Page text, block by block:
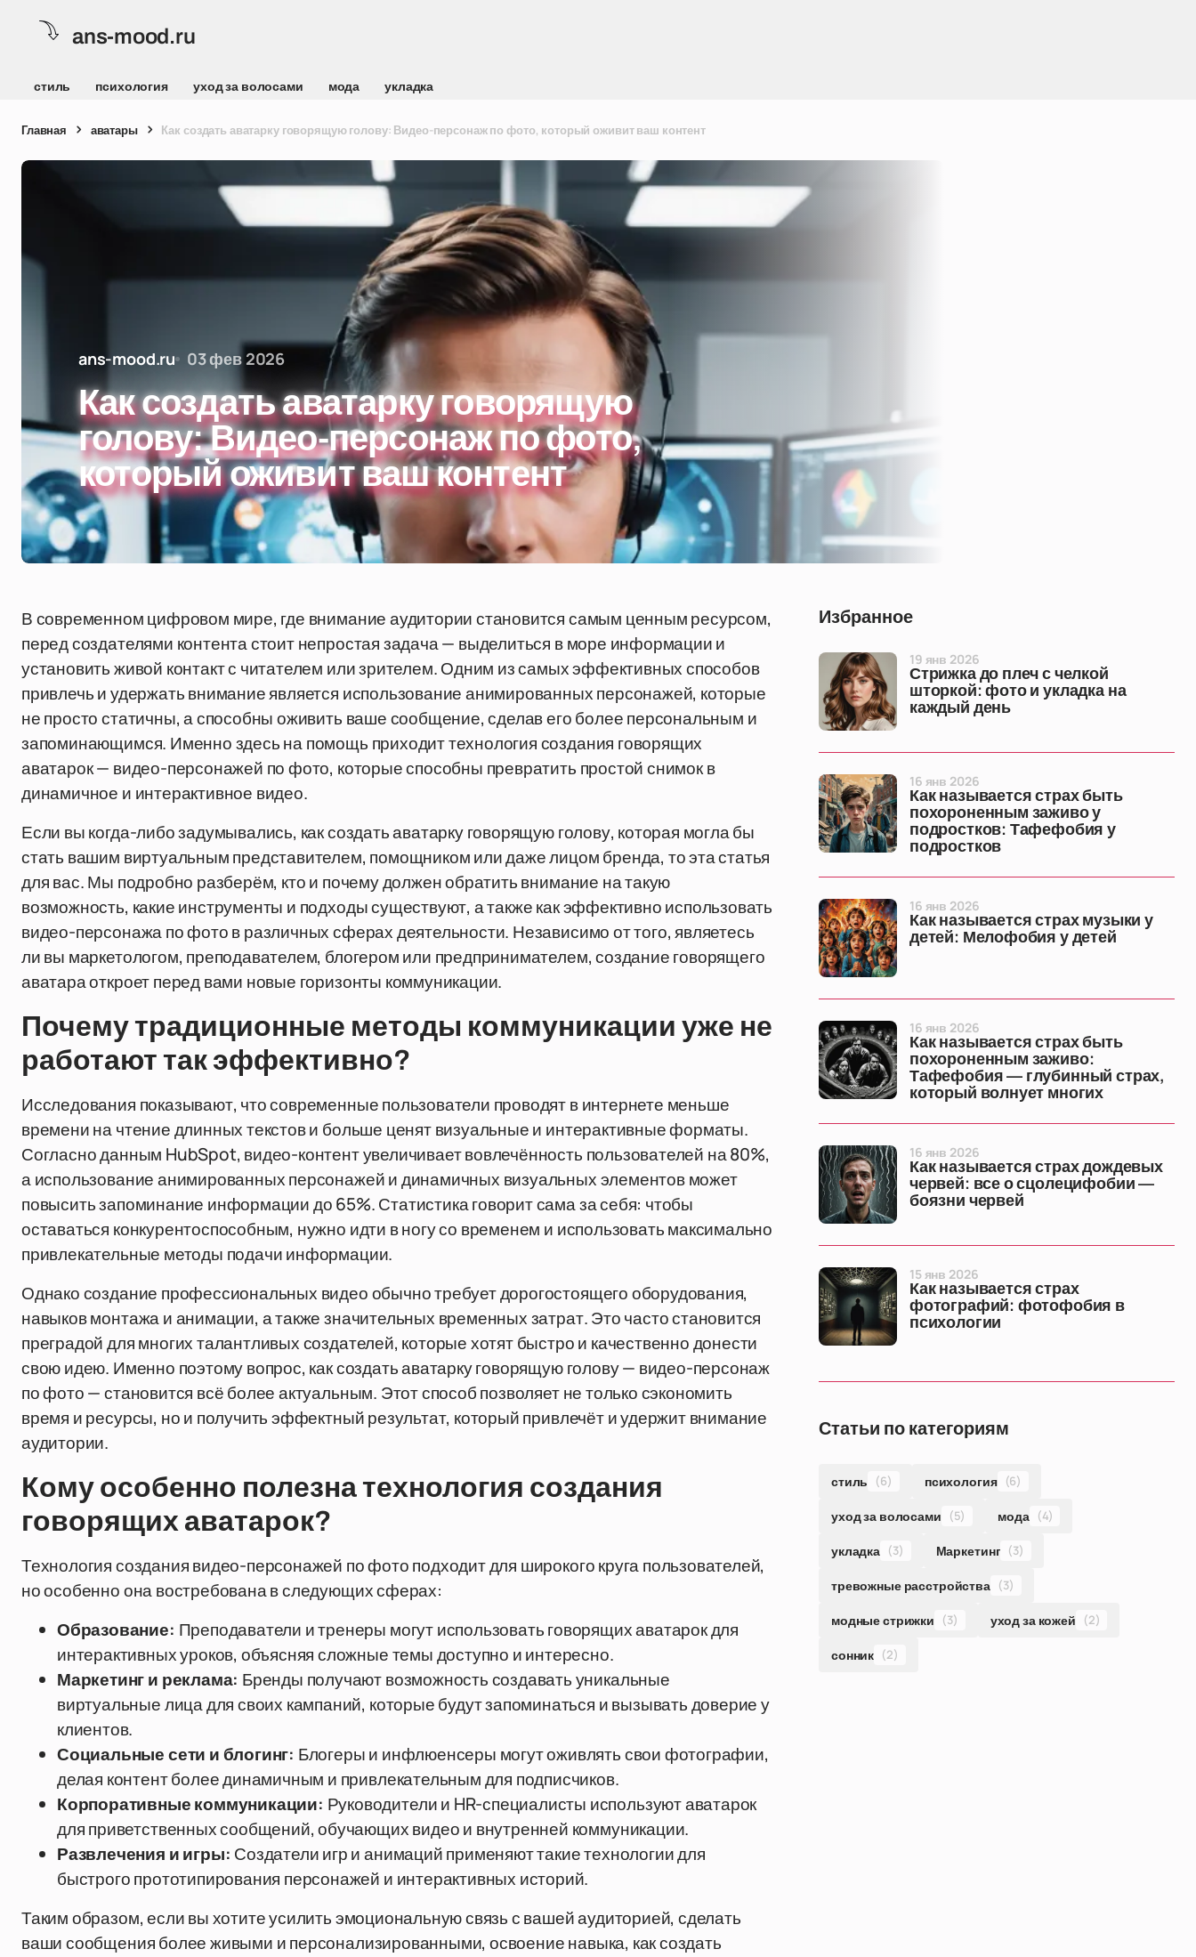
ans-mood.ru
стиль психология уход за волосами мода укладка
Главная аватары Как создать аватарку говорящую голову: Видео-персонаж по фото, который оживит ваш контент
ans-mood.ru 03 фев 2026
Как создать аватарку говорящую
голову: Видео-персонаж по фото,
который оживит ваш контент
В современном цифровом мире, где внимание аудитории становится самым ценным ресурсом,
перед создателями контента стоит непростая задача — выделиться в море информации и
установить живой контакт с читателем или зрителем. Одним из самых эффективных способов
привлечь и удержать внимание является использование анимированных персонажей, которые
не просто статичны, а способны оживить ваше сообщение, сделав его более персональным и
запоминающимся. Именно здесь на помощь приходит технология создания говорящих
аватарок — видео-персонажей по фото, которые способны превратить простой снимок в
динамичное и интерактивное видео.
Если вы когда-либо задумывались, как создать аватарку говорящую голову, которая могла бы
стать вашим виртуальным представителем, помощником или даже лицом бренда, то эта статья
для вас. Мы подробно разберём, кто и почему должен обратить внимание на такую
возможность, какие инструменты и подходы существуют, а также как эффективно использовать
видео-персонажа по фото в различных сферах деятельности. Независимо от того, являетесь
ли вы маркетологом, преподавателем, блогером или предпринимателем, создание говорящего
аватара откроет перед вами новые горизонты коммуникации.
Почему традиционные методы коммуникации уже не
работают так эффективно?
Исследования показывают, что современные пользователи проводят в интернете меньше
времени на чтение длинных текстов и больше ценят визуальные и интерактивные форматы.
Согласно данным HubSpot, видео-контент увеличивает вовлечённость пользователей на 80%,
а использование анимированных персонажей и динамичных визуальных элементов может
повысить запоминание информации до 65%. Статистика говорит сама за себя: чтобы
оставаться конкурентоспособным, нужно идти в ногу со временем и использовать максимально
привлекательные методы подачи информации.
Однако создание профессиональных видео обычно требует дорогостоящего оборудования,
навыков монтажа и анимации, а также значительных временных затрат. Это часто становится
преградой для многих талантливых создателей, которые хотят быстро и качественно донести
свою идею. Именно поэтому вопрос, как создать аватарку говорящую голову — видео-персонаж
по фото — становится всё более актуальным. Этот способ позволяет не только сэкономить
время и ресурсы, но и получить эффектный результат, который привлечёт и удержит внимание
аудитории.
Кому особенно полезна технология создания
говорящих аватарок?
Технология создания видео-персонажей по фото подходит для широкого круга пользователей,
но особенно она востребована в следующих сферах:
Образование: Преподаватели и тренеры могут использовать говорящих аватарок для
интерактивных уроков, объясняя сложные темы доступно и интересно.
Маркетинг и реклама: Бренды получают возможность создавать уникальные
виртуальные лица для своих кампаний, которые будут запоминаться и вызывать доверие у
клиентов.
Социальные сети и блогинг: Блогеры и инфлюенсеры могут оживлять свои фотографии,
делая контент более динамичным и привлекательным для подписчиков.
Корпоративные коммуникации: Руководители и HR-специалисты используют аватарок
для приветственных сообщений, обучающих видео и внутренней коммуникации.
Развлечения и игры: Создатели игр и анимаций применяют такие технологии для
быстрого прототипирования персонажей и интерактивных историй.
Таким образом, если вы хотите усилить эмоциональную связь с вашей аудиторией, сделать
ваши сообщения более живыми и персонализированными, освоение навыка, как создать
Избранное
Стрижка до плеч с челкой
шторкой: фото и укладка на
каждый день
19 янв 2026
Как называется страх быть
похороненным заживо у
подростков: Тафефобия у
подростков
16 янв 2026
Как называется страх музыки у
детей: Мелофобия у детей
16 янв 2026
Как называется страх быть
похороненным заживо:
Тафефобия — глубинный страх,
который волнует многих
16 янв 2026
Как называется страх дождевых
червей: все о сцолецифобии —
боязни червей
16 янв 2026
Как называется страх
фотографий: фотофобия в
психологии
15 янв 2026
Статьи по категориям
стиль (6) психология (6)
уход за волосами (5) мода (4)
укладка (3) Маркетинг (3)
тревожные расстройства (3)
модные стрижки (3) уход за кожей (2)
сонник (2)